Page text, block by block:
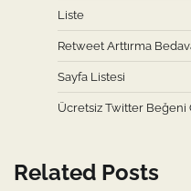
Liste
Retweet Arttırma
Sayfa Listesi
Ücretsiz Twitter Beğeni
Related Posts